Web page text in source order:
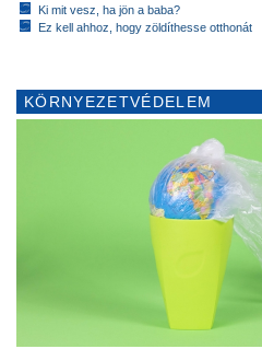
Ki mit vesz, ha jön a baba?
Ez kell ahhoz, hogy zöldíthesse otthonát
KÖRNYEZETVÉDELEM